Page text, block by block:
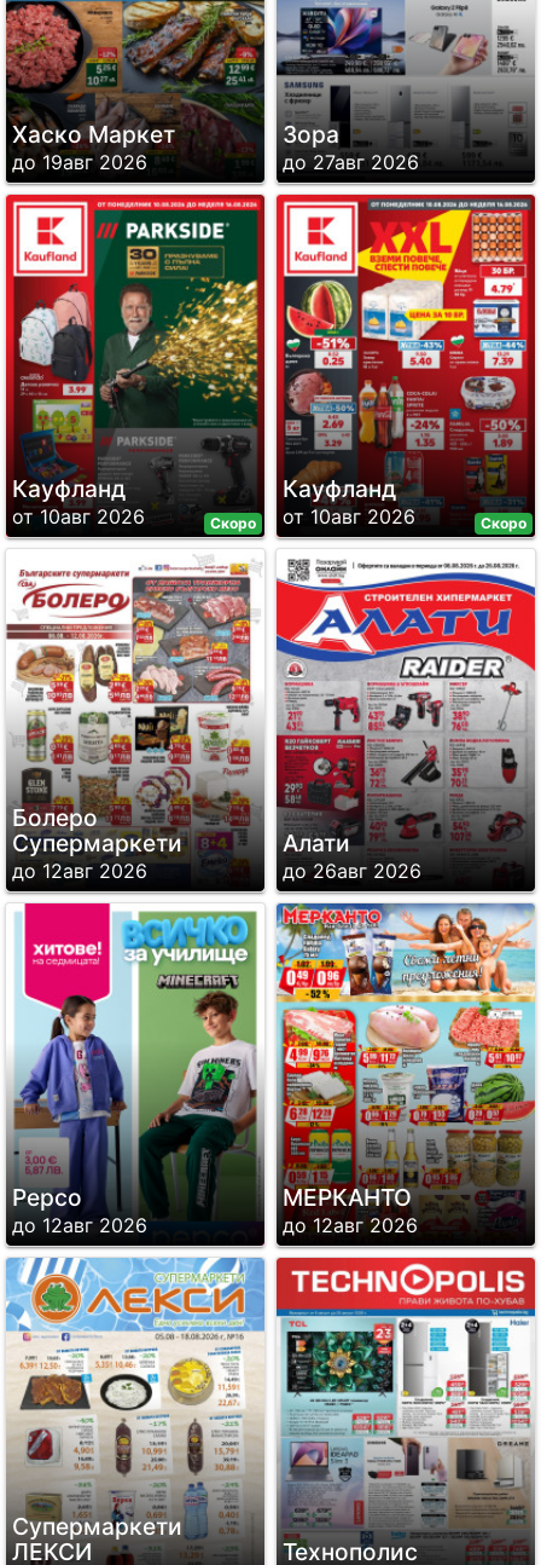
Хаско Маркет
до 19авг 2026
Зора
до 27авг 2026
Скоро
Кауфланд
от 10авг 2026 Скоро
Кауфланд
от 10авг 2026
Болеро
Супермаркети
до 12авг 2026
Алати
до 26авг 2026
Pepco
до 12авг 2026
МЕРКАНТО
до 12авг 2026
Супермаркети
ЛЕКСИ
Технополис